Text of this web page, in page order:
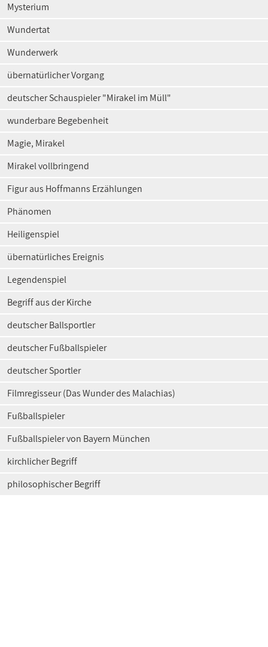
Mysterium
Wundertat
Wunderwerk
übernatürlicher Vorgang
deutscher Schauspieler "Mirakel im Müll"
wunderbare Begebenheit
Magie, Mirakel
Mirakel vollbringend
Figur aus Hoffmanns Erzählungen
Phänomen
Heiligenspiel
übernatürliches Ereignis
Legendenspiel
Begriff aus der Kirche
deutscher Ballsportler
deutscher Fußballspieler
deutscher Sportler
Filmregisseur (Das Wunder des Malachias)
Fußballspieler
Fußballspieler von Bayern München
kirchlicher Begriff
philosophischer Begriff